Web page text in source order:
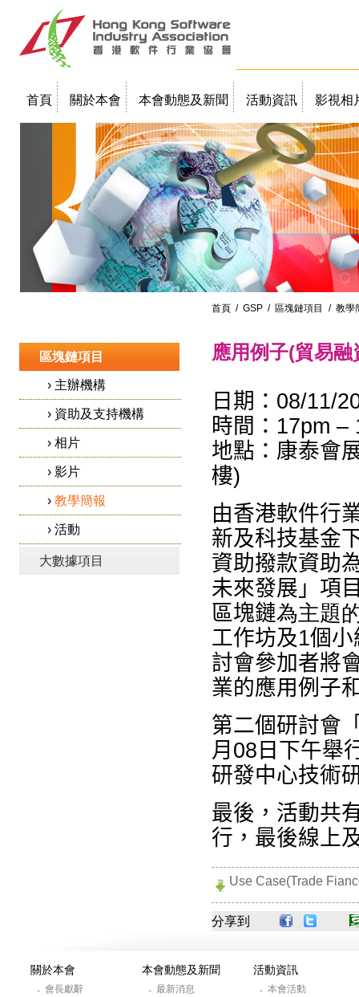
首頁 關於本會 本會動態及新聞 活動資訊 影視相
教學簡報
首頁 / GSP / 區塊鏈項目 / 教學
區塊鏈項目
› 主辦機構
› 資助及支持機構
› 相片
› 影片
› 教學簡報
› 活動
大數據項目
應用例子(貿易
日期：08/11/
時間：17pm –
地點：康泰會
樓)
由香港軟件行
新及科技基金
資助撥款資助
未來發展 」項
區塊鏈為主題
工作坊及1個
討會參加者將
業的應用例子
第二個研討會
月08 日下午舉
研發中心技術
最後， 活動共
行 ， 最後線上
Use Case(Trade
分享到
關於本會
- 會長獻辭
本會動態及新聞
- 最新消息
活動資訊
- 本會活動